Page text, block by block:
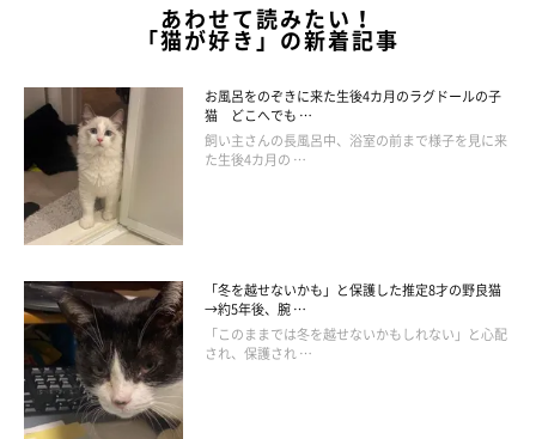
まいにちのねこのきもちアプリ投稿写真より
ついつい見せたくなってしまう愛猫の写真。グッとこらえる飼い
主さんや、むしろバンバン見せている飼い主さんなど、さまざま
なタイプがあるようですね！
あなたは、どのタイプでしょうか？
あわせて読みたい！
「猫が好き」の新着記事
お風呂をのぞきに来た生後4カ月のラグドールの子
猫 どこへでも …
飼い主さんの長風呂中、浴室の前まで様子を見に来
た生後4カ月の …
「冬を越せないかも」と保護した推定8才の野良猫
→約5年後、腕 …
「このままでは冬を越せないかもしれない」と心配
され、保護され …